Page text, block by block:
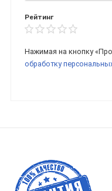
Рейтинг
Нажимая на кнопку
обработку